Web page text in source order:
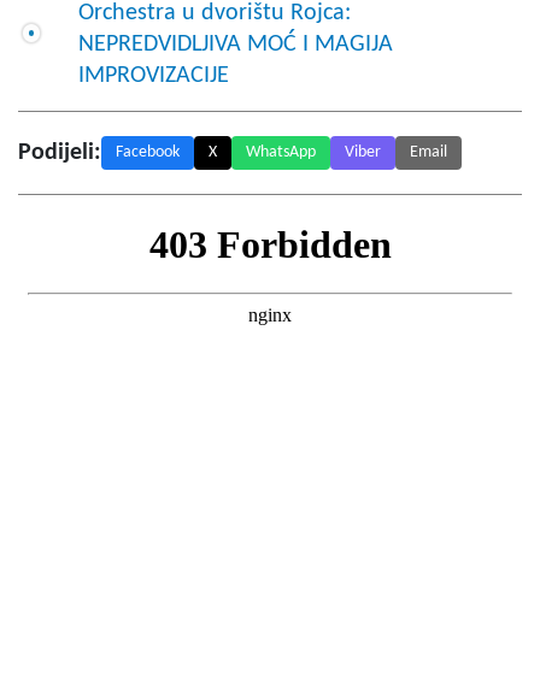
Orchestra u dvorištu Rojca:
NEPREDVIDLJIVA MOĆ I MAGIJA
IMPROVIZACIJE
Podijeli: Facebook X WhatsApp Viber Email